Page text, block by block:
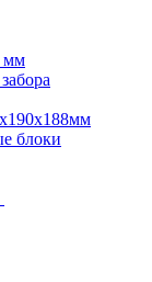
мм
блоки